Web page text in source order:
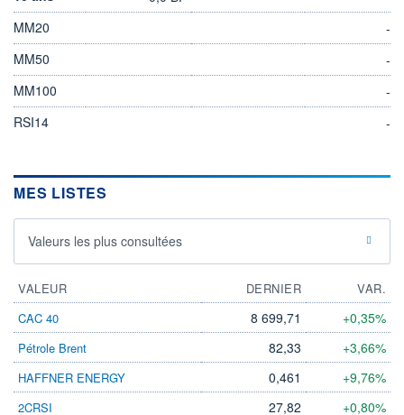
MM20
-
MM50
-
MM100
-
RSI14
-
MES LISTES
Valeurs les plus consultées
VALEUR DERNIER
VAR.
CAC 40
8 699,71 +0,35%
Pétrole Brent 82,33 +3,66%
HAFFNER ENERGY 0,461 +9,76%
2CRSI 27,82 +0,80%